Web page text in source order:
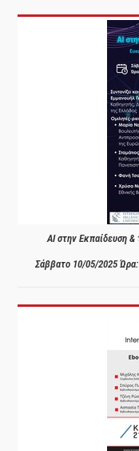
AI στην Εκπαίδευση &
Σάββατο 10/05/2025